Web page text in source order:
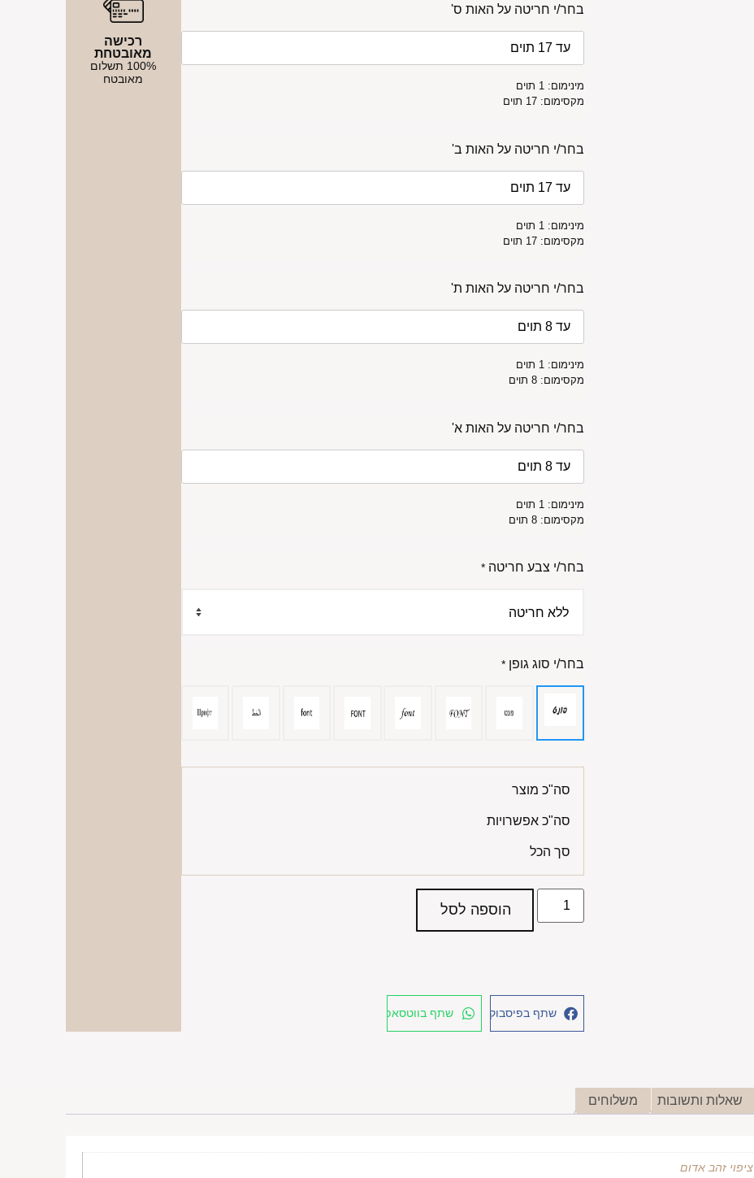
בחר/י חריטה על האות ס'
מינימום: 1 תוים
מקסימום: 17 תוים
בחר/י חריטה על האות ב'
מינימום: 1 תוים
מקסימום: 17 תוים
בחר/י חריטה על האות ת'
מינימום: 1 תוים
מקסימום: 8 תוים
בחר/י חריטה על האות א'
מינימום: 1 תוים
מקסימום: 8 תוים
בחר/י צבע חריטה *
בחר/י סוג גופן *
סה"כ מוצר
סה"כ אפשרויות
סך הכל
הוספה לסל
שתף בפיסבוק שתף בווטסאפ
רכישה
מאובטחת
100% תשלום
מאובטח
שאלות ותשובות משלוחים
ציפוי זהב אדום